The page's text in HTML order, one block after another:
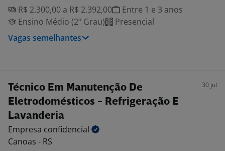
R$ 2.300,00 a R$ 2.392,00
Entre 1 e 3 anos
Ensino Médio (2º Grau)
Presencial
Vagas semelhantes
Técnico Em Manutenção De
Eletrodomésticos - Refrigeração E
Lavanderia
30 jul
Empresa confidencial
Canoas - RS